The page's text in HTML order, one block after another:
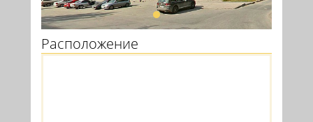
Расположение